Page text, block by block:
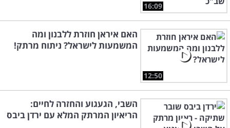
16:09
12:50
האם איראן חוזרת ללבנון ומה
המשמעות לישראל? ניתוח מרתק!
השבי, הגעגוע והחזרה לחיים:
הריאיון המרתק המלא עם ירדן ביבס